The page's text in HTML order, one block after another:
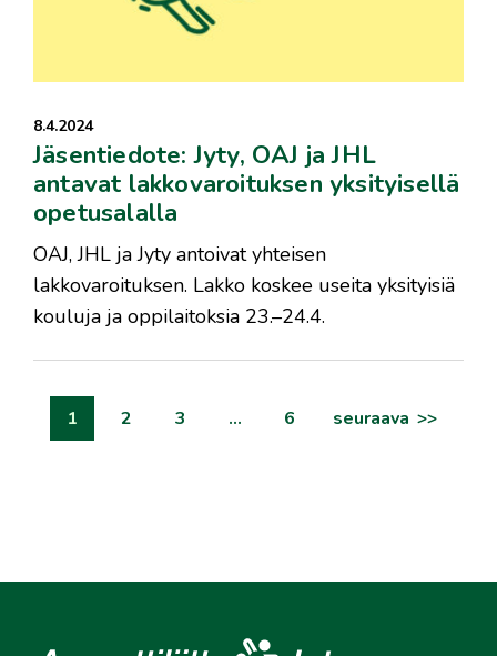
8.4.2024
Jäsentiedote: Jyty, OAJ ja JHL
antavat lakkovaroituksen yksityisellä
opetusalalla
OAJ, JHL ja Jyty antoivat yhteisen
lakkovaroituksen. Lakko koskee useita yksityisiä
kouluja ja oppilaitoksia 23.–24.4.
artikkelien
sivutus
1 2 3 … 6 seuraava